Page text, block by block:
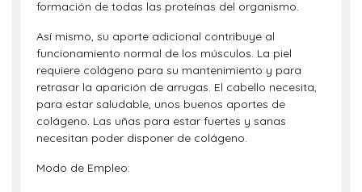
formación de todas las proteínas del organismo.
Así mismo, su aporte adicional contribuye al
funcionamiento normal de los músculos. La piel
requiere colágeno para su mantenimiento y para
retrasar la aparición de arrugas. El cabello necesita,
para estar saludable, unos buenos aportes de
colágeno. Las uñas para estar fuertes y sanas
necesitan poder disponer de colágeno.
Modo de Empleo: